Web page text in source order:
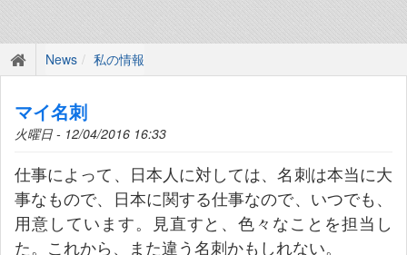
News 私の情報
マイ名刺
火曜日 - 12/04/2016 16:33
仕事によって、日本人に対しては、名刺は本当に大
事なもので、日本に関する仕事なので、いつでも、
用意しています。見直すと、色々なことを担当し
た。これから、また違う名刺かもしれない。